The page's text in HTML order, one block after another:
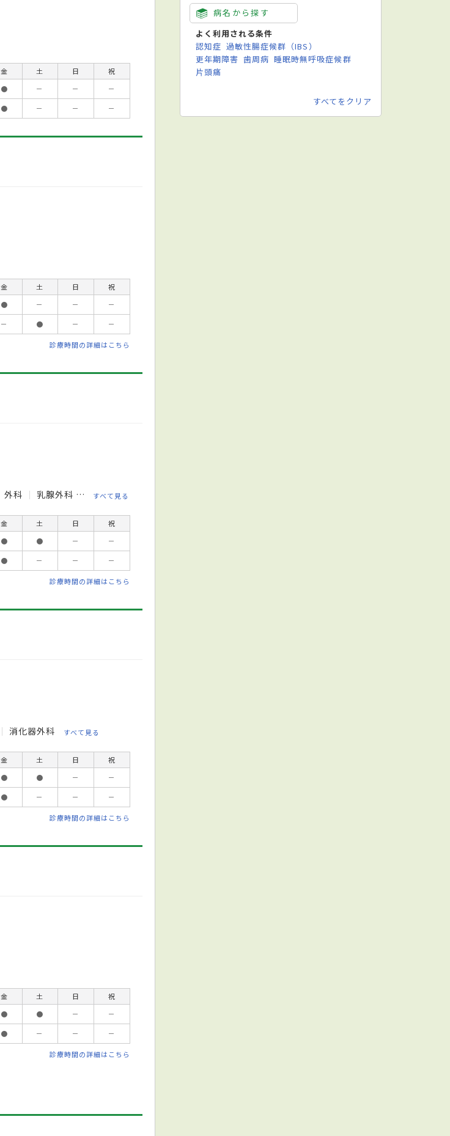
金 土 日
祝
● － －
－
● － － －
金 土 日
祝
● － －
－
－ ● － －
診療時間の詳細はこちら
外科 乳腺外科 泌尿器科
すべて見る
金 土 日
祝
● ● －
－
● － － －
診療時間の詳細はこちら
消化器外科 すべて見る
金 土 日
祝
● ● －
－
● － － －
診療時間の詳細はこちら
金 土 日
祝
● ● －
－
● － － －
診療時間の詳細はこちら
病名から探す
よく利用される条件
認知症 過敏性腸症候群（IBS）
更年期障害 歯周病 睡眠時無呼吸症候群
片頭痛
すべてをクリア